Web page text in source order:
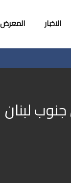
الاخبار المعرض
لبنان